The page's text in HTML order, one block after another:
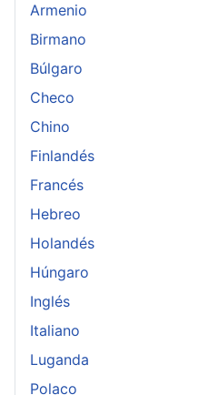
Armenio
Birmano
Búlgaro
Checo
Chino
Finlandés
Francés
Hebreo
Holandés
Húngaro
Inglés
Italiano
Luganda
Polaco